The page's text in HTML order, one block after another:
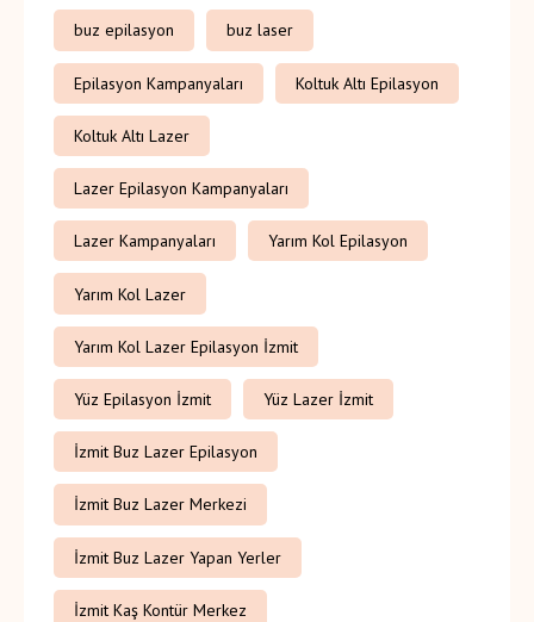
buz epilasyon buz laser
Epilasyon Kampanyaları Koltuk Altı Epilasyon
Koltuk Altı Lazer
Lazer Epilasyon Kampanyaları
Lazer Kampanyaları Yarım Kol Epilasyon
Yarım Kol Lazer
Yarım Kol Lazer Epilasyon İzmit
Yüz Epilasyon İzmit Yüz Lazer İzmit
İzmit Buz Lazer Epilasyon
İzmit Buz Lazer Merkezi
İzmit Buz Lazer Yapan Yerler
İzmit Kaş Kontür Merkez